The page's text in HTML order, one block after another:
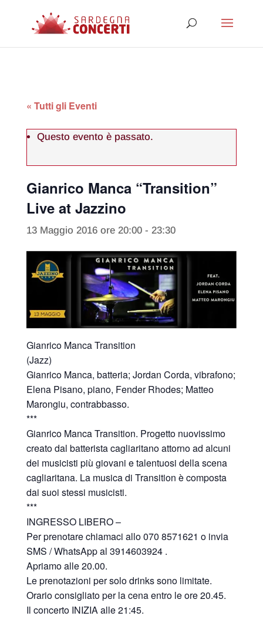
« Tutti gli Eventi
Questo evento è passato.
Gianrico Manca “Transition”
Live at Jazzino
13 Maggio 2016 ore 20:00- 23:30
Gianrico Manca Transition
(Jazz)
Gianrico Manca, batteria; Jordan Corda, vibrafono;
Elena Pisano, piano, Fender Rhodes; Matteo
Marongiu, contrabbasso.
***
Gianrico Manca Transition. Progetto nuovissimo
creato dal batterista cagliaritano attorno ad alcuni
dei musicisti più giovani e talentuosi della scena
cagliaritana. La musica di Transition è composta
dai suoi stessi musicisti.
***
INGRESSO LIBERO –
Per prenotare chiamaci allo 070 8571621 o invia
SMS / WhatsApp al 3914603924 .
Apriamo alle 20.00.
Le prenotazioni per solo drinks sono limitate.
Orario consigliato per la cena entro le ore 20.45.
Il concerto INIZIA alle 21:45.